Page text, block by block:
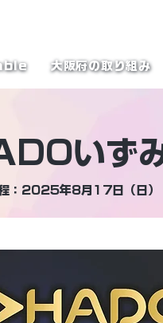
大阪府の取り組み
いず
：2025年8月17日（日）